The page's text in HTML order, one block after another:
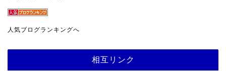
人気ブログランキングへ
相互リンク